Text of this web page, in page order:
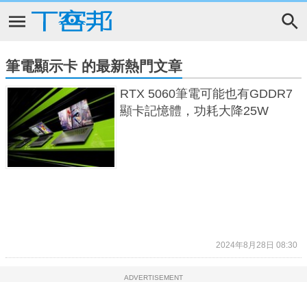
筆電顯示卡 的最新熱門文章
RTX 5060筆電可能也有GDDR7
顯卡記憶體，功耗大降25W
2024年8月28日 08:30
ADVERTISEMENT